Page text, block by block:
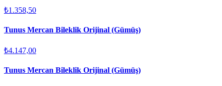
₺1.358,50
Tunus Mercan Bileklik Orijinal (Gümüş)
₺4.147,00
Tunus Mercan Bileklik Orijinal (Gümüş)